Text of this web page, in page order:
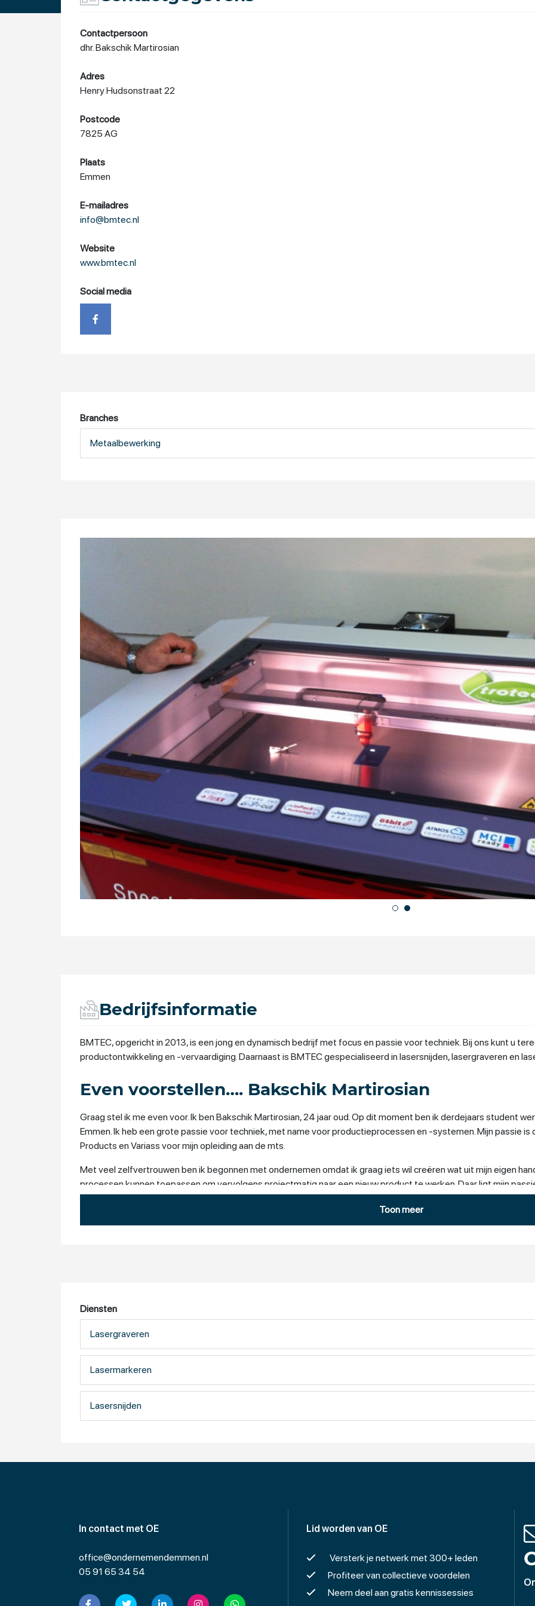
Contactpersoon
dhr. Bakschik Martirosian
Adres
Henry Hudsonstraat 22
Postcode
7825 AG
Plaats
Emmen
E-mailadres
info@bmtec.nl
Website
www.bmtec.nl
Social media
Branches
Metaalbewerking
Bedrijfsinformatie
BMTEC, opgericht in 2013, is een jong en dynamisch bedrijf met focus en passie voor techniek. Bij ons kunt u
productontwikkeling en -vervaardiging. Daarnaast is BMTEC gespecialiseerd in lasersnijden, lasergraveren en
Even voorstellen…. Bakschik Martirosian
Graag stel ik me even voor. Ik ben Bakschik Martirosian, 24 jaar oud. Op dit moment ben ik derdejaars student
Emmen. Ik heb een grote passie voor techniek, met name voor productieprocessen en -systemen. Mijn passie
Products en Variass voor mijn opleiding aan de mts.
Met veel zelfvertrouwen ben ik begonnen met ondernemen omdat ik graag iets wil creëren wat uit mijn eigen
processen kunnen toepassen om vervolgens projectmatig naar een nieuw product te werken. Daar ligt mijn
Toon meer
Diensten
Lasergraveren
Lasermarkeren
Lasersnijden
In contact met OE
office@ondernemendemmen.nl
05 91 65 34 54
Lid worden van OE
Versterk je netwerk met 300+ leden
Profiteer van collectieve voordelen
Neem deel aan gratis kennissessies